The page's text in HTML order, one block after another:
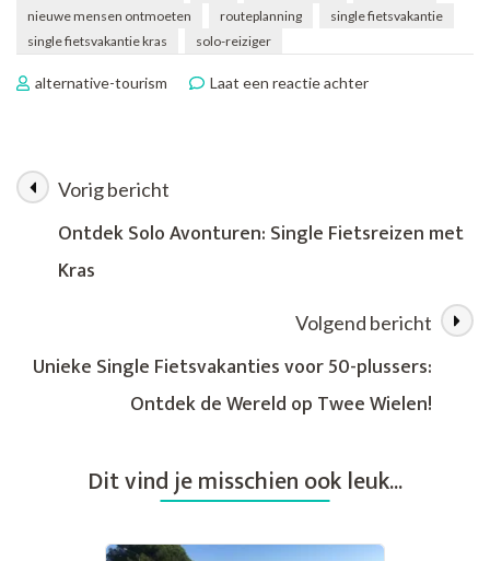
nieuwe mensen ontmoeten
routeplanning
single fietsvakantie
single fietsvakantie kras
solo-reiziger
alternative-tourism Laat een reactie achterop
een
Kras
Berichtnavigatie
Vorig bericht
Ontdek Solo Avonturen: Single Fietsreizen met
Kras
Volgend bericht
Unieke Single Fietsvakanties voor 50-plussers:
Ontdek de Wereld op Twee Wielen!
Dit vind je misschien ook leuk...